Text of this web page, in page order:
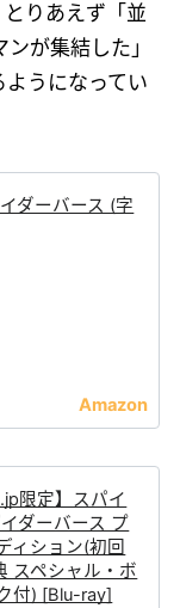
りあえず「並
が集結した」
ようになってい
ダーバース (字
限定】スパイ
ダーバース プ
ィション(初回
スペシャル・ボ
付) [Blu-ray]